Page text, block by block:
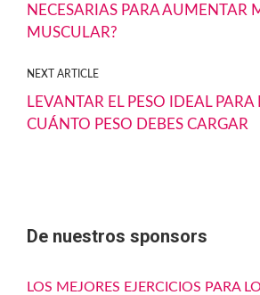
NECESARIAS PARA AUMENTAR
MUSCULAR?
NEXT ARTICLE
LEVANTAR EL PESO IDEAL PARA
CUÁNTO PESO DEBES CARGAR
De nuestros sponsors
LOS MEJORES EJERCICIOS PARA